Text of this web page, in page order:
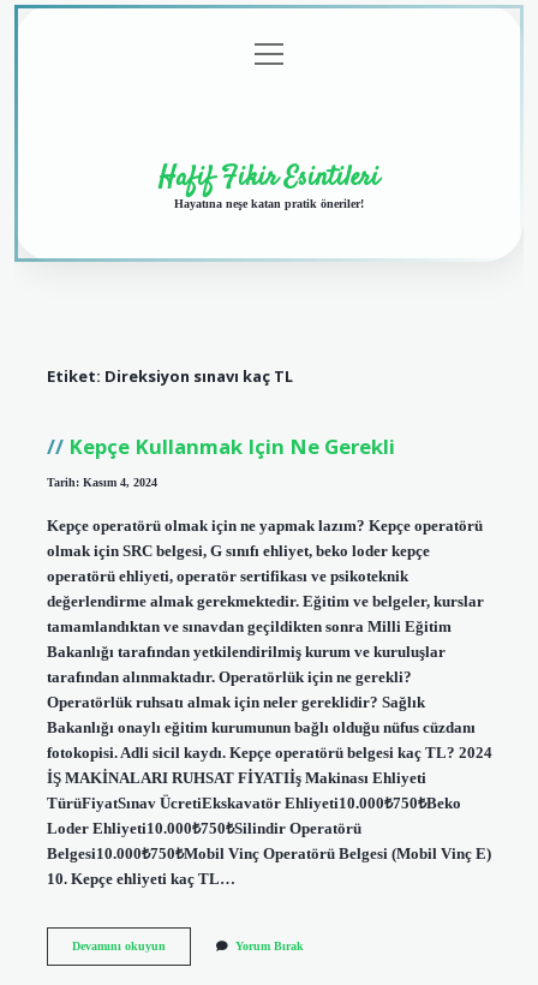
menüyü
aç
Hafif Fikir Esintileri
Hayatına neşe katan pratik öneriler!
Etiket: Direksiyon sınavı kaç TL
Kepçe Kullanmak Için Ne Gerekli
Tarih: Kasım 4, 2024
Kepçe operatörü olmak için ne yapmak lazım? Kepçe operatörü
olmak için SRC belgesi, G sınıfı ehliyet, beko loder kepçe
operatörü ehliyeti, operatör sertifikası ve psikoteknik
değerlendirme almak gerekmektedir. Eğitim ve belgeler, kurslar
tamamlandıktan ve sınavdan geçildikten sonra Milli Eğitim
Bakanlığı tarafından yetkilendirilmiş kurum ve kuruluşlar
tarafından alınmaktadır. Operatörlük için ne gerekli?
Operatörlük ruhsatı almak için neler gereklidir? Sağlık
Bakanlığı onaylı eğitim kurumunun bağlı olduğu nüfus cüzdanı
fotokopisi. Adli sicil kaydı. Kepçe operatörü belgesi kaç TL? 2024
İŞ MAKİNALARI RUHSAT FİYATIİş Makinası Ehliyeti
TürüFiyatSınav ÜcretiEkskavatör Ehliyeti10.000₺750₺Beko
Loder Ehliyeti10.000₺750₺Silindir Operatörü
Belgesi10.000₺750₺Mobil Vinç Operatörü Belgesi (Mobil Vinç E)
10. Kepçe ehliyeti kaç TL…
Devamını okuyunKepçe
Yorum Bırak